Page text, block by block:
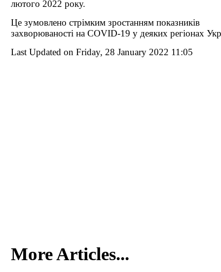
лютого 2022 року.
Це зумовлено стрімким зростанням показників
захворюваності на COVID-19 у деяких регіонах
Last Updated on Friday, 28 January 2022 11:05
More Articles...